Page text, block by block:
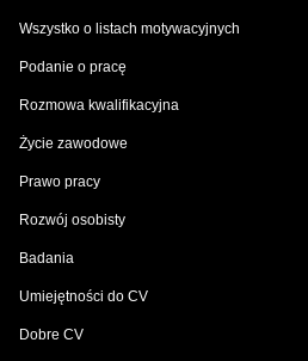
Wszystko o listach motywacyjnych
Podanie o pracę
Rozmowa kwalifikacyjna
Życie zawodowe
Prawo pracy
Rozwój osobisty
Badania
Umiejętności do CV
Dobre CV